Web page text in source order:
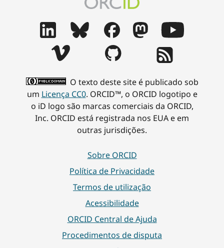
O texto deste site é publicado sob
um Licença CC0. ORCID™, o ORCID logotipo e
o iD logo são marcas comerciais da ORCID,
Inc. ORCID está registrada nos EUA e em
outras jurisdições.
Sobre ORCID
Política de Privacidade
Termos de utilização
Acessibilidade
ORCID Central de Ajuda
Procedimentos de disputa